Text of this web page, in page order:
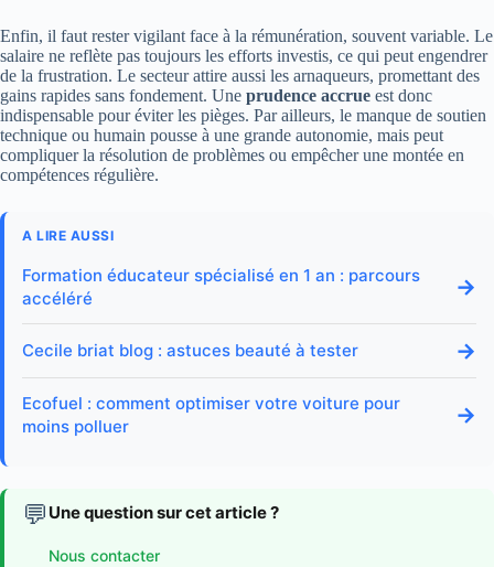
Enfin, il faut rester vigilant face à la rémunération, souvent variable. Le
salaire ne reflète pas toujours les efforts investis, ce qui peut engendrer
de la frustration. Le secteur attire aussi les arnaqueurs, promettant des
gains rapides sans fondement. Une prudence accrue est donc
indispensable pour éviter les pièges. Par ailleurs, le manque de soutien
technique ou humain pousse à une grande autonomie, mais peut
compliquer la résolution de problèmes ou empêcher une montée en
compétences régulière.
A LIRE AUSSI
Formation éducateur spécialisé en 1 an : parcours
accéléré
→
Cecile briat blog : astuces beauté à tester →
Ecofuel : comment optimiser votre voiture pour
moins polluer
→
💬 Une question sur cet article ?
Nous contacter